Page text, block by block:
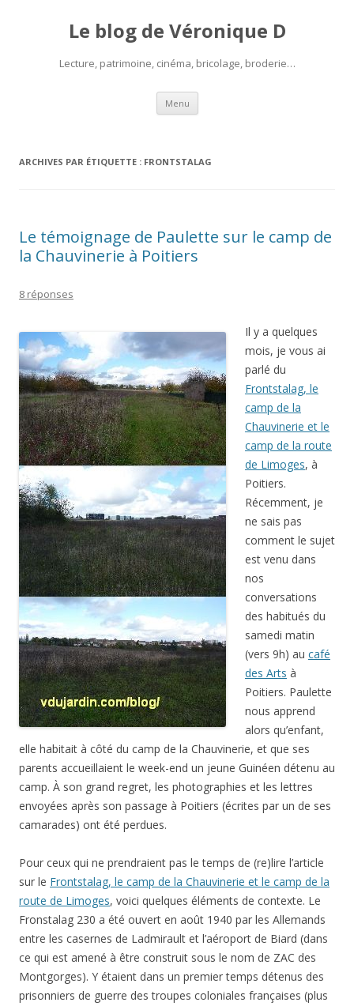
Le blog de Véronique D
Lecture, patrimoine, cinéma, bricolage, broderie…
Menu Aller
contenu
ARCHIVES PAR ÉTIQUETTE : FRONTSTALAG
Le témoignage de Paulette sur le camp de
la Chauvinerie à Poitiers
8 réponses
Il y a quelques
mois, je vous ai
parlé du
Frontstalag, le
camp de la
Chauvinerie et le
camp de la route
de Limoges, à
Poitiers.
Récemment, je
ne sais pas
comment le sujet
est venu dans
nos
conversations
des habitués du
samedi matin
(vers 9h) au café
des Arts à
Poitiers. Paulette
nous apprend
alors qu’enfant,
elle habitait à côté du camp de la Chauvinerie, et que ses
parents accueillaient le week-end un jeune Guinéen détenu au
camp. À son grand regret, les photographies et les lettres
envoyées après son passage à Poitiers (écrites par un de ses
camarades) ont été perdues.
Pour ceux qui ne prendraient pas le temps de (re)lire l’article
sur le Frontstalag, le camp de la Chauvinerie et le camp de la
route de Limoges, voici quelques éléments de contexte. Le
Fronstalag 230 a été ouvert en août 1940 par les Allemands
entre les casernes de Ladmirault et l’aéroport de Biard (dans
ce qui est amené à être construit sous le nom de ZAC des
Montgorges). Y étaient dans un premier temps détenus des
prisonniers de guerre des troupes coloniales françaises (plus